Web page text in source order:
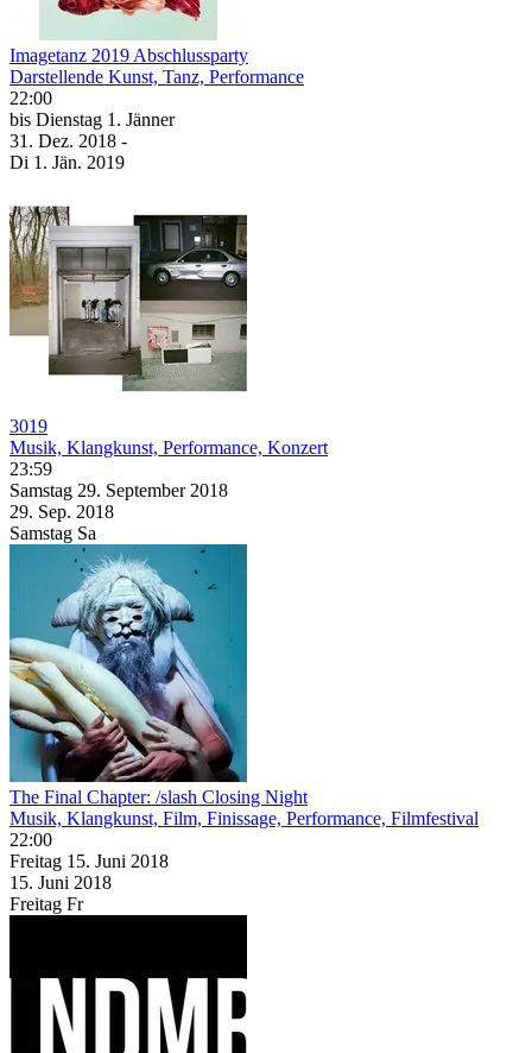
Imagetanz 2019 Abschlussparty
Darstellende Kunst, Tanz, Performance
22:00
bis Dienstag 1. Jänner
31. Dez. 2018 -
Di 1. Jän. 2019
3019
Musik, Klangkunst, Performance, Konzert
23:59
Samstag 29. September 2018
29. Sep. 2018
Samstag Sa
The Final Chapter: /slash Closing Night
Musik, Klangkunst, Film, Finissage, Performance, Filmfestival
22:00
Freitag 15. Juni 2018
15. Juni 2018
Freitag Fr